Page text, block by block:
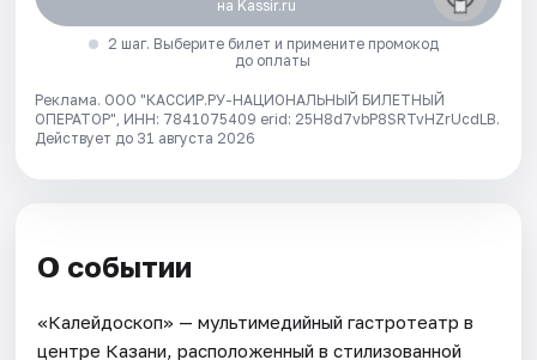
на Kassir.ru
2 шаг. Выберите билет и примените промокод
до оплаты
Реклама. ООО "КАССИР.РУ-НАЦИОНАЛЬНЫЙ БИЛЕТНЫЙ
ОПЕРАТОР", ИНН: 7841075409 erid: 25H8d7vbP8SRTvHZrUcdLB.
Действует до 31 августа 2026
О событии
«Калейдоскоп» — мультимедийный гастротеатр в
центре Казани, расположенный в стилизованной